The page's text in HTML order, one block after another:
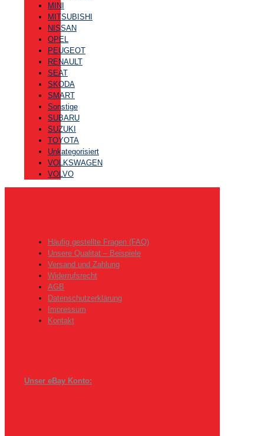
MINI
MITSUBISHI
NISSAN
OPEL
PEUGEOT
RENAULT
SEAT
SKODA
SMART
Sonstige
SUBARU
SUZUKI
TOYOTA
Unkategorisiert
VOLKSWAGEN
VOLVO
Häufig gestellte Fragen (FAQ)
Unsere Qualitat – Beispiele
Versand und Zahlung
Widerrufsrecht
AGB
Datenschutzerklärung
Impressum
Kontakt
Unser eBay Konto: